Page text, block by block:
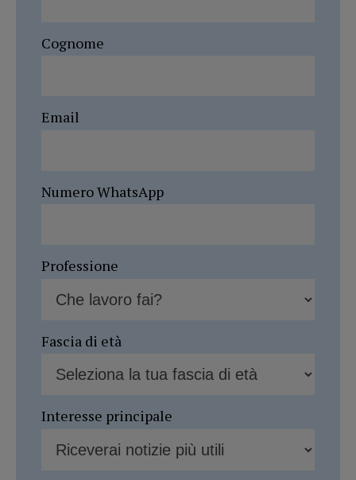
Cognome
Email
Numero WhatsApp
Professione
Fascia di età
Interesse principale